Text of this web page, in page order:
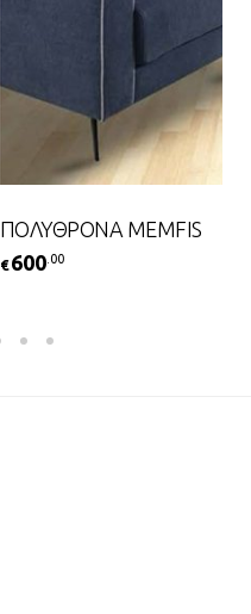
ΠΟΛΥΘΡΟΝΑ MEMFIS
€ 600 .00